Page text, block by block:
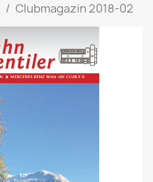
Clubmagazin 2018-02